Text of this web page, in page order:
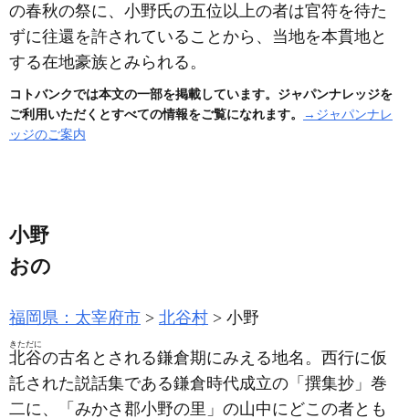
の春秋の祭に、小野氏の五位以上の者は官符を待た
ずに往還を許されていることから、当地を本貫地と
する在地豪族とみられる。
コトバンクでは本文の一部を掲載しています。ジャパンナレッジを
ご利用いただくとすべての情報をご覧になれます。
→ジャパンナレ
ッジのご案内
小野
おの
福岡県：太宰府市 北谷村 小野
北谷
きただに
の古名とされる鎌倉期にみえる地名。西行に仮
託された説話集である鎌倉時代成立の「撰集抄」巻
二に、「みかさ郡小野の里」の山中にどこの者とも